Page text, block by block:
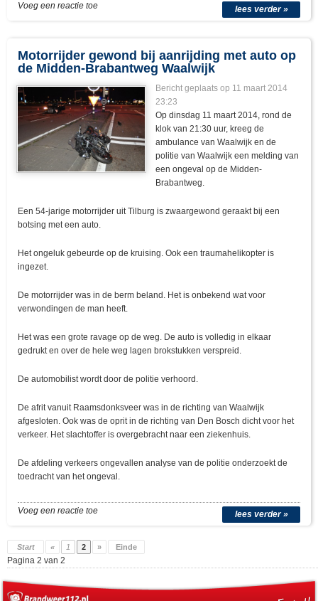
lees verder »
Voeg een reactie toe
Motorrijder gewond bij aanrijding met auto op
de Midden-Brabantweg Waalwijk
Bericht geplaats op 11 maart 2014
23:23
Op dinsdag 11 maart 2014, rond de
klok van 21:30 uur, kreeg de
ambulance van Waalwijk en de
politie van Waalwijk een melding van
een ongeval op de Midden-
Brabantweg.
Een 54-jarige motorrijder uit Tilburg is zwaargewond geraakt bij een
botsing met een auto.
Het ongeluk gebeurde op de kruising. Ook een traumahelikopter is
ingezet.
De motorrijder was in de berm beland. Het is onbekend wat voor
verwondingen de man heeft.
Het was een grote ravage op de weg. De auto is volledig in elkaar
gedrukt en over de hele weg lagen brokstukken verspreid.
De automobilist wordt door de politie verhoord.
De afrit vanuit Raamsdonksveer was in de richting van Waalwijk
afgesloten. Ook was de oprit in de richting van Den Bosch dicht voor het
verkeer. Het slachtoffer is overgebracht naar een ziekenhuis.
De afdeling verkeers ongevallen analyse van de politie onderzoekt de
toedracht van het ongeval.
lees verder »
Voeg een reactie toe
Start « 1 2 » Einde
Pagina 2 van 2